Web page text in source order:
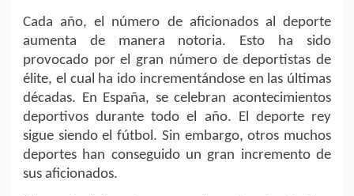
Cada año, el número de aficionados al deporte
aumenta de manera notoria. Esto ha sido
provocado por el gran número de deportistas de
élite, el cual ha ido incrementándose en las últimas
décadas. En España, se celebran acontecimientos
deportivos durante todo el año. El deporte rey
sigue siendo el fútbol. Sin embargo, otros muchos
deportes han conseguido un gran incremento de
sus aficionados.